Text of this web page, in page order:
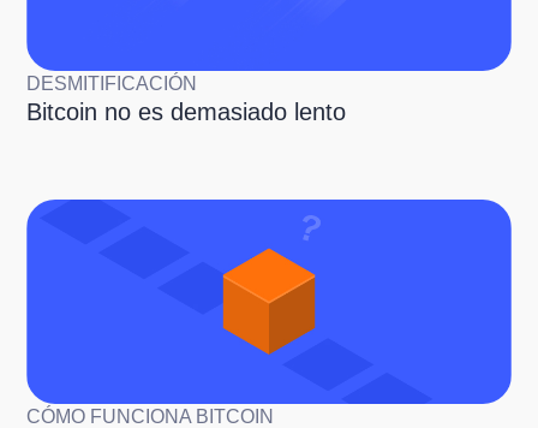
DESMITIFICACIÓN
Bitcoin no es demasiado lento
CÓMO FUNCIONA BITCOIN